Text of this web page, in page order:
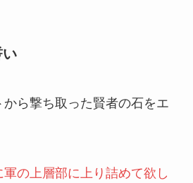
い
ら撃ち取った賢者の石をエ
軍の上層部に上り詰めて欲し